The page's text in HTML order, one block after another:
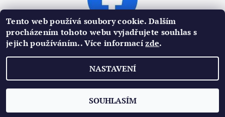
2026 ©Profi Centrum Plzeň, všechna práva vyhrazena
Vytvořil Shoptet
Podle zákona o evidenci tržeb je prodávající povinen vystavit kupujícímu
v případě technického výpadku pak nejpozději do 48 hodin.
Tento web používá soubory cookie. Dalším
procházením tohoto webu vyjadřujete souhlas s
jejich používáním.. Více informacízde.
NASTAVENÍ
SOUHLASÍM